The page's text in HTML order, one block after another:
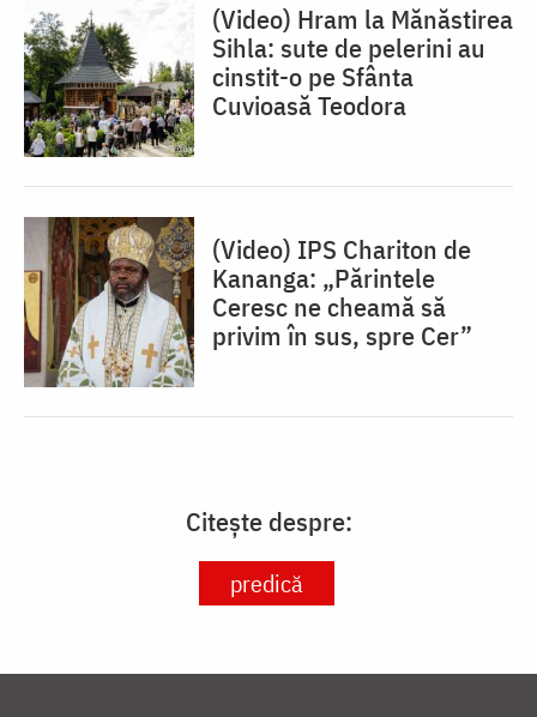
(Video) Hram la Mănăstirea
Sihla: sute de pelerini au
cinstit-o pe Sfânta
Cuvioasă Teodora
(Video) IPS Chariton de
Kananga: „Părintele
Ceresc ne cheamă să
privim în sus, spre Cer”
Citește despre:
predică